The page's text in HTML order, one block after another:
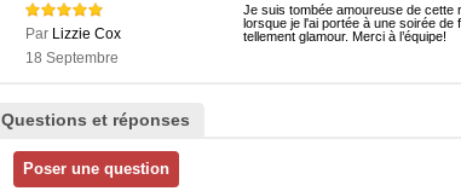
Par Lizzie Cox
18 Septembre
Je suis tombée amoureuse de cette
lorsque je l'ai portée à une soirée de
tellement glamour. Merci à l’équipe!
Questions et réponses